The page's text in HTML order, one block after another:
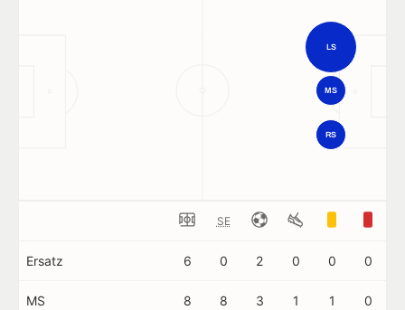
LS
RS
MS
SE
Ersatz 6 0 2 0 0 0
MS 8 8 3 1 1 0